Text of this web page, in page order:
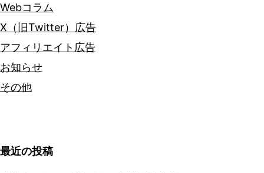
Webコラム
X（旧Twitter）広告
アフィリエイト広告
お知らせ
その他
最近の投稿